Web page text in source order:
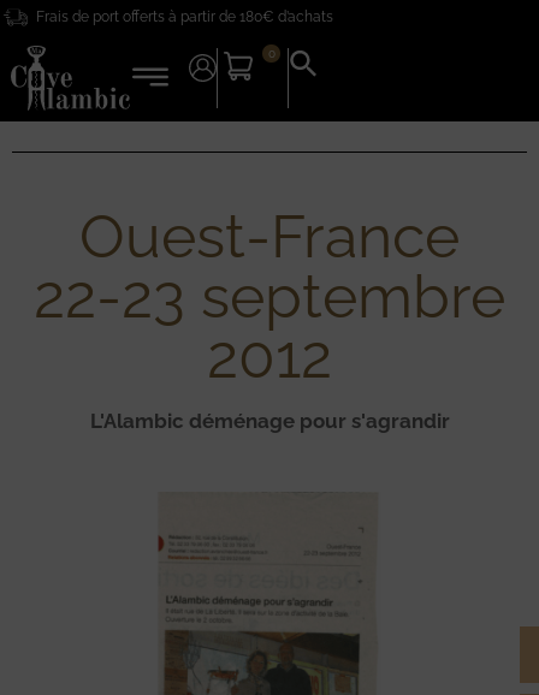
Frais de port offerts à partir de 180€ d’achats
0
Search
for:
Ouest-France
22-23 septembre
2012
L'Alambic déménage pour s'agrandir